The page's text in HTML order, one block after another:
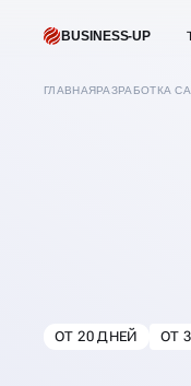
BUSINESS-UP
ГЛАВНАЯРАЗРАБОТКА
ОТ 20 ДНЕЙ ОТ